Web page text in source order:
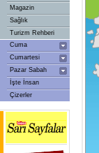
Magazin
Sağlık
Turizm Rehberi
Cuma
Cumartesi
Pazar Sabah
İşte İnsan
Çizerler